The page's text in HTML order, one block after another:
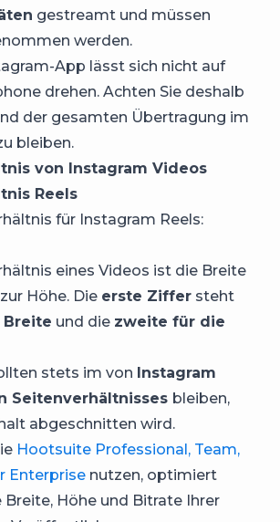
gestreamt und müssen
werden.
App lässt sich nicht auf
drehen. Achten Sie deshalb
der gesamten Übertragung im
bleiben.
von Instagram Videos
Reels
für Instagram Reels:
eines Videos ist die Breite
Höhe. Die erste Ziffer steht
Breite und die zweite für die
stets im von Instagram
Seitenverhältnisses bleiben,
abgeschnitten wird.
Hootsuite Professional, Team,
Enterprise nutzen, optimiert
Höhe und Bitrate Ihrer